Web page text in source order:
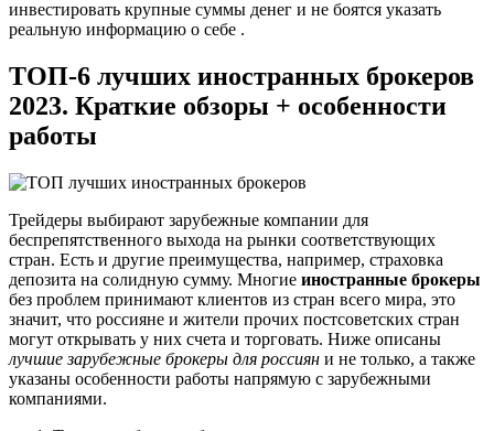
инвестировать крупные суммы денег и не боятся указать
реальную информацию о себе .
ТОП-6 лучших иностранных брокеров
2023. Краткие обзоры + особенности
работы
Трейдеры выбирают зарубежные компании для
беспрепятственного выхода на рынки соответствующих
стран. Есть и другие преимущества, например, страховка
депозита на солидную сумму. Многие иностранные брокеры
без проблем принимают клиентов из стран всего мира, это
значит, что россияне и жители прочих постсоветских стран
могут открывать у них счета и торговать. Ниже описаны
лучшие зарубежные брокеры для россиян и не только, а также
указаны особенности работы напрямую с зарубежными
компаниями.